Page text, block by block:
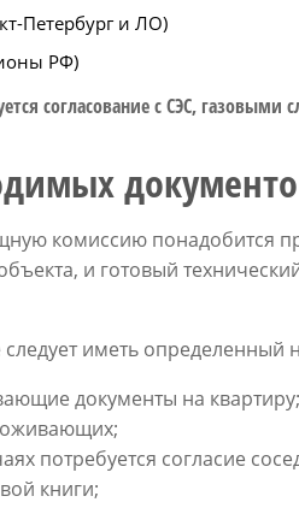
Петербург и ЛО)
РФ)
согласование с СЭС,
комиссию понадобится
и готовый
иметь определенный
документы на
потребуется согласие
книги;